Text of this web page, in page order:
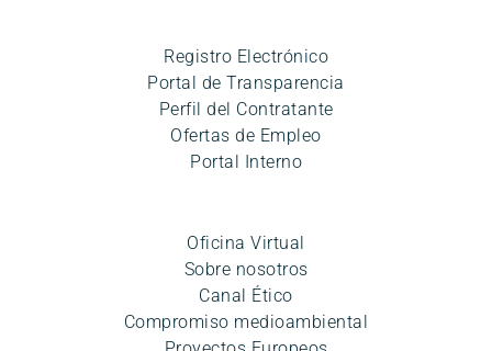
Registro Electrónico
Portal de Transparencia
Perfil del Contratante
Ofertas de Empleo
Portal Interno
Oficina Virtual
Sobre nosotros
Canal Ético
Compromiso medioambiental